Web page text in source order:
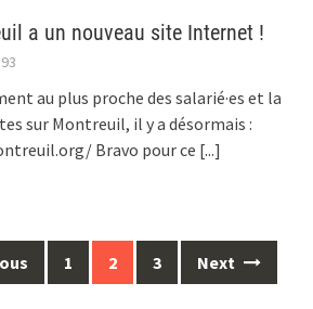
a un nouveau site Internet !
au plus proche des salarié·es et la
sur Montreuil, il y a désormais :
Bravo pour ce [...]
1 2 3 Next